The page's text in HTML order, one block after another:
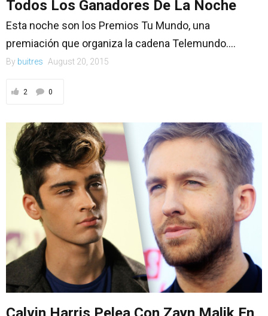
Todos Los Ganadores De La Noche
Esta noche son los Premios Tu Mundo, una
premiación que organiza la cadena Telemundo....
By buitres August 20, 2015
2 0